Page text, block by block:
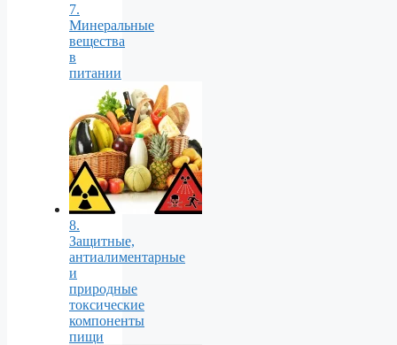
7.
Минеральные
вещества
в
питании
8.
Защитные,
антиалиментарные
и
природные
токсические
компоненты
пищи